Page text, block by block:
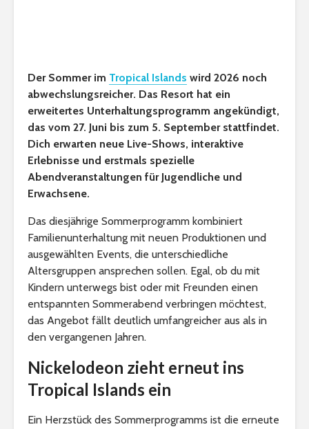
Der Sommer im Tropical Islands wird 2026 noch
abwechslungsreicher. Das Resort hat ein
erweitertes Unterhaltungsprogramm angekündigt,
das vom 27. Juni bis zum 5. September stattfindet.
Dich erwarten neue Live-Shows, interaktive
Erlebnisse und erstmals spezielle
Abendveranstaltungen für Jugendliche und
Erwachsene.
Das diesjährige Sommerprogramm kombiniert
Familienunterhaltung mit neuen Produktionen und
ausgewählten Events, die unterschiedliche
Altersgruppen ansprechen sollen. Egal, ob du mit
Kindern unterwegs bist oder mit Freunden einen
entspannten Sommerabend verbringen möchtest,
das Angebot fällt deutlich umfangreicher aus als in
den vergangenen Jahren.
Nickelodeon zieht erneut ins
Tropical Islands ein
Ein Herzstück des Sommerprogramms ist die erneute